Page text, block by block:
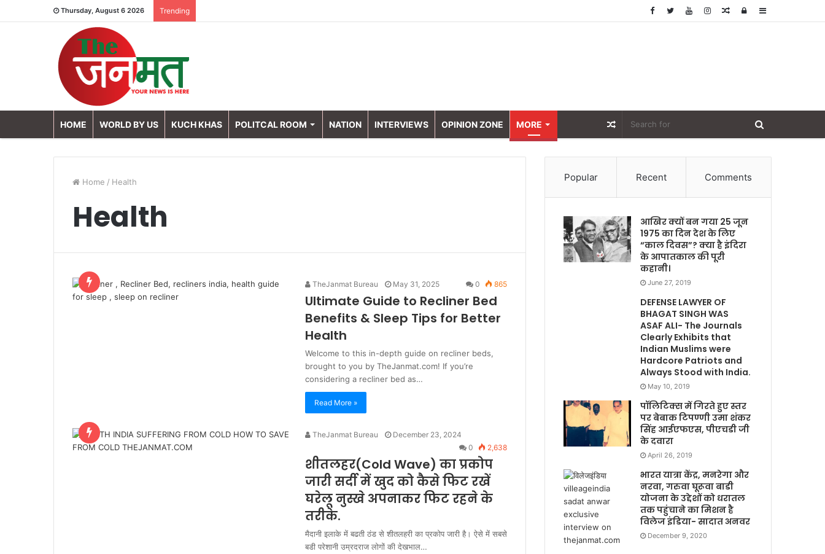
Thursday, August 6 2026 Trending Sidebar
Log
Random
HOME WORLD BY US KUCH KHAS POLITCAL ROOM NATION INTERVIEWS OPINION ZONE MORE Random
Home / Health
Health
TheJanmat Bureau May 31, 2025 0 865
Ultimate Guide to Recliner Bed
Benefits & Sleep Tips for Better
Health
Welcome to this in-depth guide on recliner beds,
brought to you by TheJanmat.com! If you’re
considering a recliner bed as…
Read More »
TheJanmat Bureau
December 23, 2024
0
2,638
शीतलहर(Cold Wave) का प्रकोप
जारी सर्दी में खुद को कैसे फिट रखें
घरेलू नुस्खे अपनाकर फिट रहने के
तरीके.
मैदानी इलाके में बढती ठंड से शीतलहरी का प्रकोप जारी है। ऐसे में सबसे
बडी परेशानी उम्रदराज लोगों की देखभाल…
Popular Recent Comments
आखिर क्यों बन गया 25 जून
1975 का दिन देश के लिए
“काल दिवस”? क्या है इंदिरा
के आपातकाल की पूरी
कहानी।
June 27, 2019
DEFENSE LAWYER OF
BHAGAT SINGH WAS
ASAF ALI- The Journals
Clearly Exhibits that
Indian Muslims were
Hardcore Patriots and
Always Stood with India.
May 10, 2019
पॉलिटिक्स में गिरते हुए स्तर
पर बेबाक टिपण्णी उमा शंकर
सिंह आईएफएस, पीएचडी जी
के दवारा
April 26, 2019
भारत यात्रा केंद्र, मनरेगा और
नरवा, गरुवा घूरूवा बाडी
योजना के उद्देशों को धरातल
तक पहुंचाने का मिशन है
विलेज इंडिया- सादात अनवर
December 9, 2020